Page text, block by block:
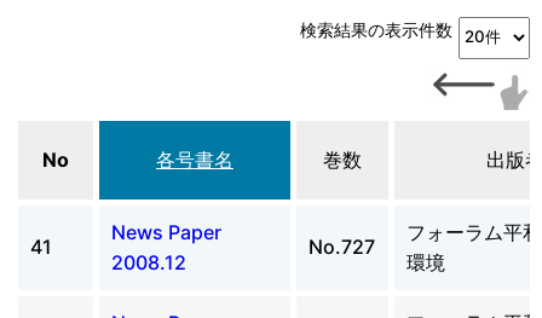
検索結果の表示件数
No 各号書名 巻数 出版
41
News Paper
2008.12
No.727
フォーラム平
環境